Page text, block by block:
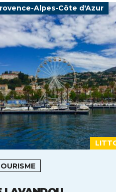
Alpes-Côte d'Azur